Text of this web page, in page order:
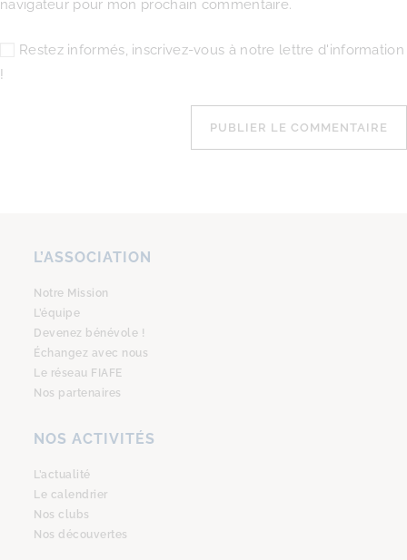
navigateur pour mon prochain commentaire.
Restez informés, inscrivez-vous à notre lettre d'information
!
L’ASSOCIATION
Notre Mission
L’équipe
Devenez bénévole !
Échangez avec nous
Le réseau FIAFE
Nos partenaires
NOS ACTIVITÉS
L’actualité
Le calendrier
Nos clubs
Nos découvertes